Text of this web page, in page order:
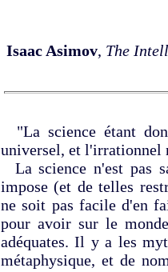
Isaac Asimov, The
"La science étant
universel, et
La science n'est pas
impose (et de telles
ne soit pas facile d'en
pour avoir sur le
adéquates. Il y a les
métaphysique, et de